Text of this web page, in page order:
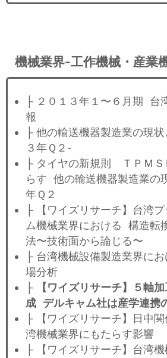
機械業界-工作機械・産業
├ ２０１３年１〜６月期 台
報
├ 他の輸送機器製造業の現
３年Ｑ２-
├ タイヤの新規則 ＴＰＭＳ
らす 他の輸送機器製造業の
年Ｑ２
├ 【ワイズリサーチ】台湾
ム機械業界における 構造転
法〜技術面から論じる〜
├ 台湾機械設備製造業界に
場分析
├
【ワイズリサーチ】５軸
成 デルキャム社は産学連携
├ 【ワイズリサーチ】日中
湾機械業界にもたらす影響
├ 【ワイズリサーチ】台湾